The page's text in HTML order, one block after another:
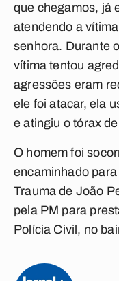
que chegamos, já
atendendo a
senhora. Durante
vítima tentou
agressões eram
ele foi atacar, ela
e atingiu o tórax
O homem foi
encaminhado
Trauma de João
pela PM para
Polícia Civil, no